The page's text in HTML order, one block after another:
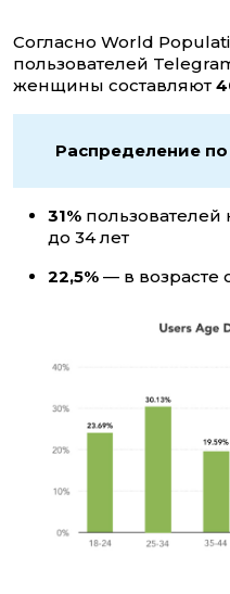
Согласно World
пользователей
женщины составляют
Распределение
31% пользователей
до 34 лет
22,5% — в возрасте